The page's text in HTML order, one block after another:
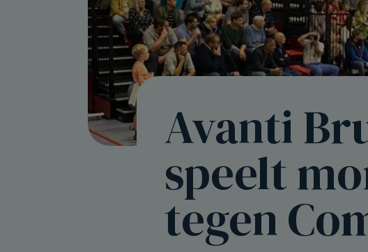
Avanti
speelt
tegen